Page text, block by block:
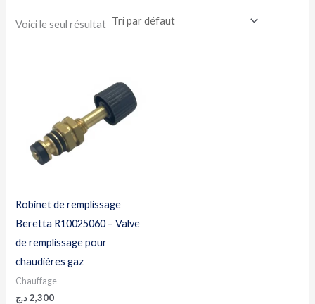
Voici le seul résultat
Robinet de remplissage
Beretta R10025060 – Valve
de remplissage pour
chaudières gaz
Chauffage
2,300 د.ج